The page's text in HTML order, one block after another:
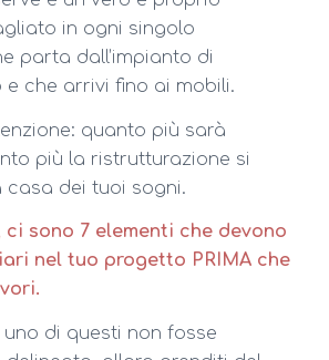
in ogni singolo
parta dall’impianto di
che arrivi fino ai mobili.
quanto più sarà
più la ristrutturazione si
casa dei tuoi sogni.
sono 7 elementi che devono
nel tuo progetto PRIMA che
uno di questi non fosse